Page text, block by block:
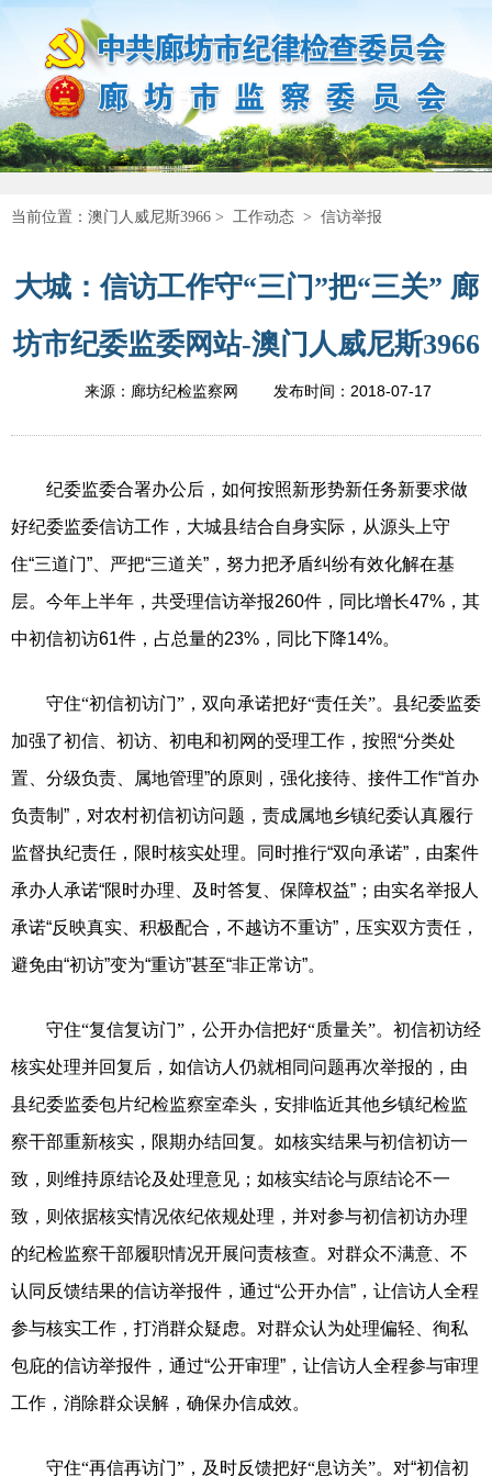
当前位置： 澳门人威尼斯3966 > 工作动态 > 信访举报
大城：信访工作守“三门”把“三关” 廊
坊市纪委监委网站-澳门人威尼斯3966
来源：廊坊纪检监察网 发布时间： 2018-07-17
纪委监委合署办公后，如何按照新形势新任务新要求做
好纪委监委信访工作，大城县结合自身实际，从源头上守
住“三道门”、严把“三道关”，努力把矛盾纠纷有效化解在基
层。今年上半年，共受理信访举报260件，同比增长47%，其
中初信初访61件，占总量的23%，同比下降14%。
守住“初信初访门”，双向承诺把好“责任关”。 县纪委监委
加强了初信、初访、初电和初网的受理工作，按照“分类处
置、分级负责、属地管理”的原则，强化接待、接件工作“首办
负责制”，对农村初信初访问题，责成属地乡镇纪委认真履行
监督执纪责任，限时核实处理。同时推行“双向承诺”，由案件
承办人承诺“限时办理、及时答复、保障权益”；由实名举报人
承诺“反映真实、积极配合，不越访不重访”，压实双方责任，
避免由“初访”变为“重访”甚至“非正常访”。
守住“复信复访门”，公开办信把好“质量关”。 初信初访经
核实处理并回复后，如信访人仍就相同问题再次举报的，由
县纪委监委包片纪检监察室牵头，安排临近其他乡镇纪检监
察干部重新核实，限期办结回复。如核实结果与初信初访一
致，则维持原结论及处理意见；如核实结论与原结论不一
致，则依据核实情况依纪依规处理，并对参与初信初访办理
的纪检监察干部履职情况开展问责核查。对群众不满意、不
认同反馈结果的信访举报件，通过“公开办信”，让信访人全程
参与核实工作，打消群众疑虑。对群众认为处理偏轻、徇私
包庇的信访举报件，通过“公开审理”，让信访人全程参与审理
工作，消除群众误解，确保办信成效。
守住“再信再访门”，及时反馈把好“息访关”。 对“初信初